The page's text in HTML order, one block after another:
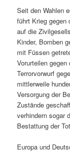
Seit den Wahlen
führt Krieg gegen
auf die
Kinder, Bomben
mit Füssen
Vorurteilen
Terrorvorwurf
mittlerweile
Versorgung der
Zustände
verhindern sogar
Bestattung der
Europa und